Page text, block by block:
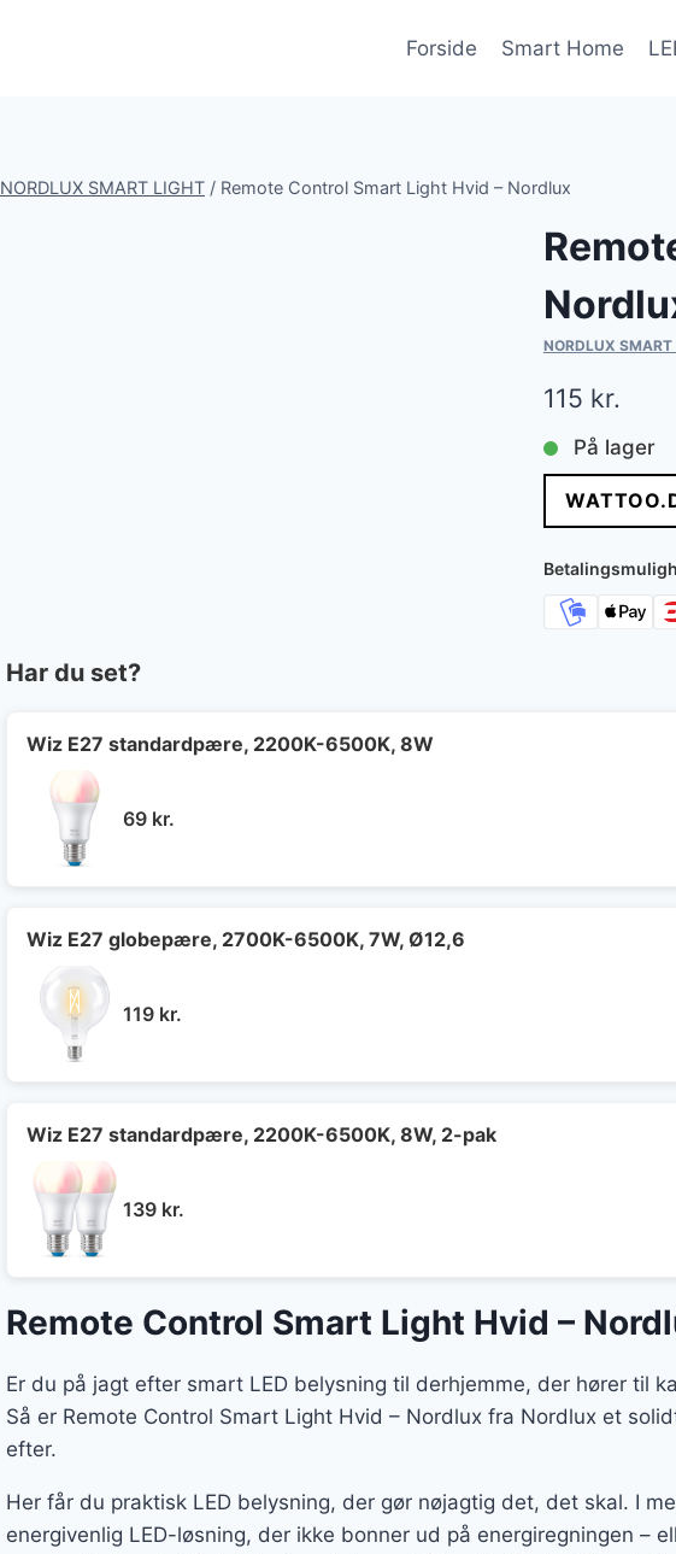
Forside Smart Home
NORDLUX SMART LIGHT / Remote Control Smart Light Hvid – Nordlux
NORDLUX SMART
115 kr.
På lager
Har du set?
Wiz E27 standardpære, 2200K-6500K, 8W
69 kr.
Wiz E27 globepære, 2700K-6500K, 7W, Ø12,6
119 kr.
Wiz E27 standardpære, 2200K-6500K, 8W, 2-pak
139 kr.
Remote Control Smart Light Hvid –
Er du på jagt efter smart LED belysning til derhjemme, der hører til
Så er Remote Control Smart Light Hvid – Nordlux fra Nordlux et
efter.
Her får du praktisk LED belysning, der gør nøjagtig det, det skal. I
energivenlig LED-løsning, der ikke bonner ud på energiregningen –